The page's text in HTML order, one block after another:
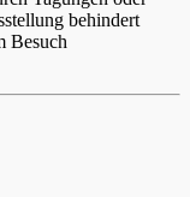
behindert
Besuch